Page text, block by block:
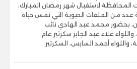
المحافظة لاستقبال شهر رمضان المبارك،
من الملفات الحيوية التي تمس حياة
بحضور محمد عبد الهادي نائب
علاء عبد الجابر سكرتير عام
واللواء أحمد السايس، السكرتير